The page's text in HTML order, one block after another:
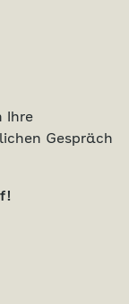
Ihre
Gespräch